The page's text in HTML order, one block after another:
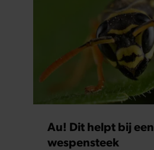
Au! Dit helpt bij een
wespensteek